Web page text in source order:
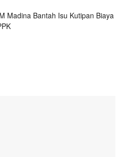
Madina Bantah Isu Kutipan Biaya